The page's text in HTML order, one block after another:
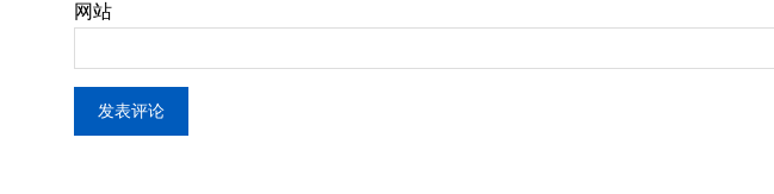
网站